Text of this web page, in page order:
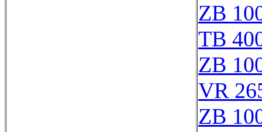
ZB
TB
ZB
VR
ZB